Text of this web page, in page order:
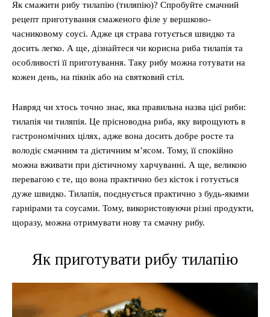
Як смажити рибу тилапію (тиляпію)? Спробуйте смачний
рецепт приготування смаженого філе у вершково-
часниковому соусі. Адже ця страва готується швидко та
досить легко. А ще, дізнайтеся чи корисна риба тилапія та
особливості її приготування. Таку рибу можна готувати на
кожен день, на пікнік або на святковий стіл.
Навряд чи хтось точно знає, яка правильна назва цієї риби:
тилапія чи тиляпія. Це прісноводна риба, яку вирощують в
гастрономічних цілях, адже вона досить добре росте та
володіє смачним та дієтичним м’ясом. Тому, її спокійно
можна вживати при дієтичному харчуванні. А ще, великою
перевагою є те, що вона практично без кісток і готується
дуже швидко. Тилапія, поєднується практично з будь-якими
гарнірами та соусами. Тому, використовуючи різні продукти,
щоразу, можна отримувати нову та смачну рибу.
Як приготувати рибу тилапію